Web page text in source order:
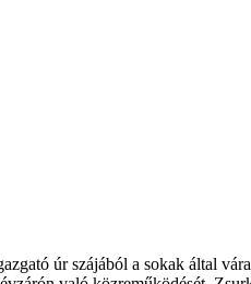
úr szájából a sokak által